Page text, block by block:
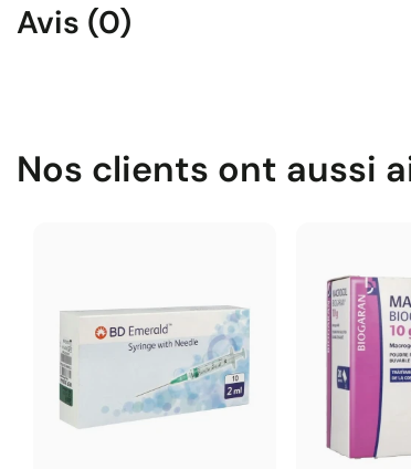
Avis (0)
Nos clients ont aussi